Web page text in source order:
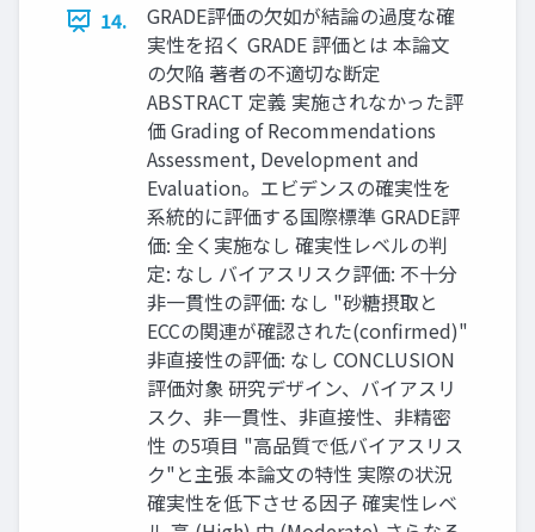
14.
GRADE評価の欠如が結論の過度な確
実性を招く GRADE 評価とは 本論文
の欠陥 著者の不適切な断定
ABSTRACT 定義 実施されなかった評
価 Grading of Recommendations
Assessment, Development and
Evaluation。エビデンスの確実性を
系統的に評価する国際標準 GRADE評
価: 全く実施なし 確実性レベルの判
定: なし バイアスリスク評価: 不十分
非一貫性の評価: なし "砂糖摂取と
ECCの関連が確認された(confirmed)"
非直接性の評価: なし CONCLUSION
評価対象 研究デザイン、バイアスリ
スク、非一貫性、非直接性、非精密
性 の5項目 "高品質で低バイアスリス
ク"と主張 本論文の特性 実際の状況
確実性を低下させる因子 確実性レベ